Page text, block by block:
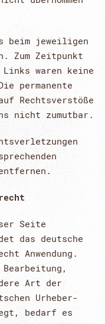
beim jeweiligen
Zum Zeitpunkt
waren keine
permanente
Rechtsverstöße
nicht zumutbar.
Seite
das deutsche
Anwendung.
Art der
Urheber-
bedarf es